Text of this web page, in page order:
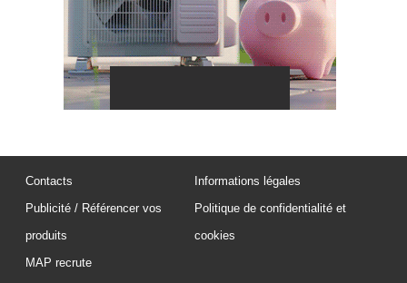
Contacts
Publicité / Référencer vos
produits
MAP recrute
Informations légales
Politique de confidentialité et
cookies